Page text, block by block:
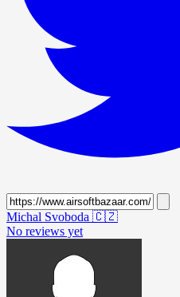
Michal Svoboda 🇨🇿
No reviews yet